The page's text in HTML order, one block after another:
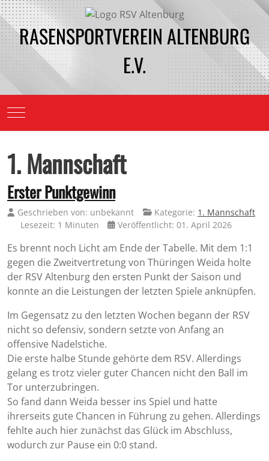
RASENSPORTVEREIN ALTENBURG
E.V.
Mobile Menu Toggle
1. Mannschaft
Erster Punktgewinn
Geschrieben von: unbekannt Kategorie: 1. Mannschaft
Lesezeit: 1 Minuten
Veröffentlicht: 01. April 2026
Es brennt noch Licht am Ende der Tabelle. Mit dem 1:1
gegen die Zweitvertretung von Thüringen Weida holte
der RSV Altenburg den ersten Punkt der Saison und
konnte an die Leistungen der letzten Spiele anknüpfen.
Im Gegensatz zu den letzten Wochen begann der RSV
nicht so defensiv, sondern setzte von Anfang an
offensive Nadelstiche.
Die erste halbe Stunde gehörte dem RSV. Allerdings
gelang es trotz vieler guter Chancen nicht den Ball im
Tor unterzubringen.
So fand dann Weida besser ins Spiel und hatte
ihrerseits gute Chancen in Führung zu gehen. Allerdings
fehlte auch hier zunächst das Glück im Abschluss,
wodurch zur Pause ein 0:0 stand.